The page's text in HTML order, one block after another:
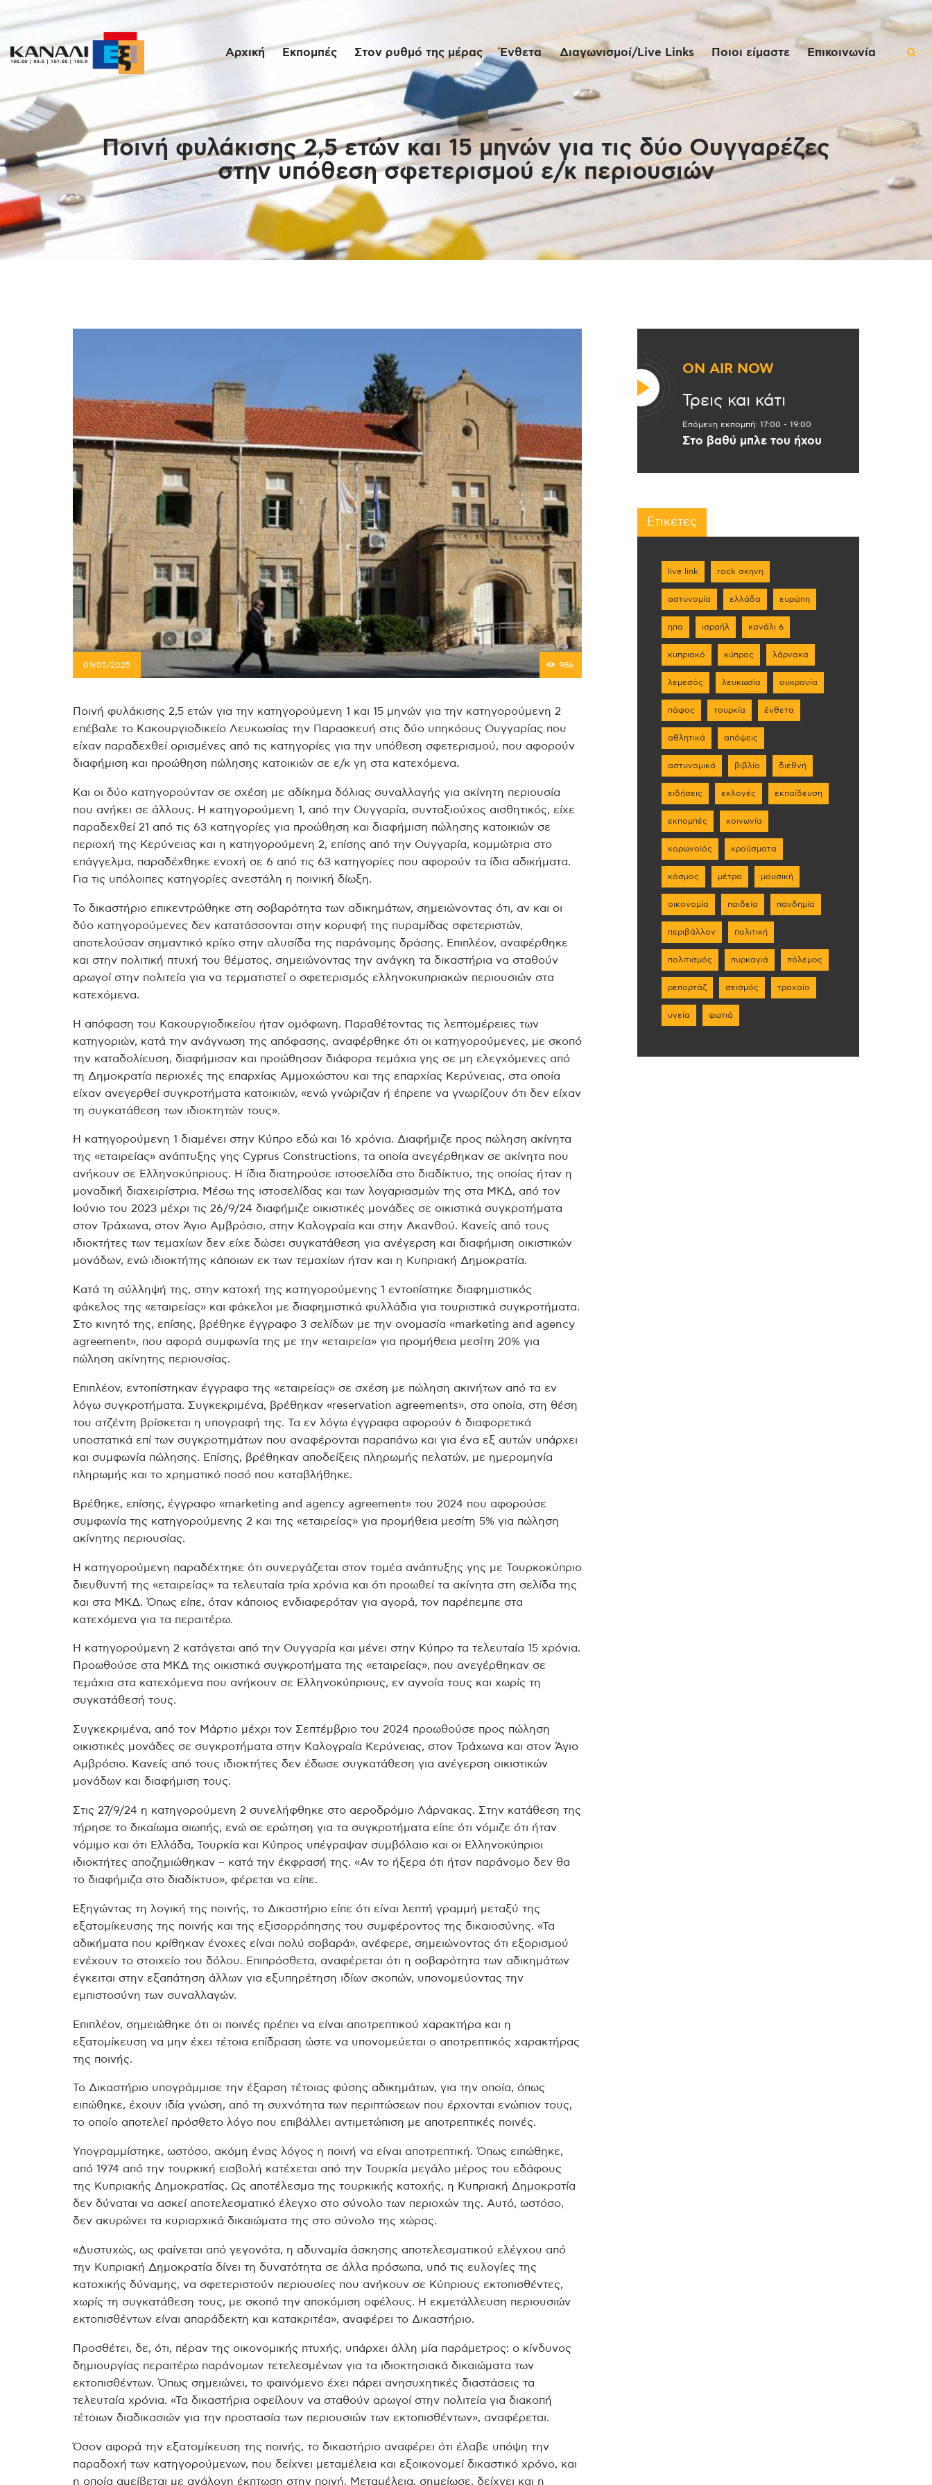
Αρχική Εκπομπές Στον ρυθμό της μέρας Ένθετα Διαγωνισμοί/Live Links Ποιοι είμαστε Επικοινωνία
Ποινή φυλάκισης 2,5 ετών και 15 μηνών για τις δύο Ουγγαρέζες
στην υπόθεση σφετερισμού ε/κ περιουσιών
Αρχική
Εκπομπές
Στον ρυθμό της
μέρας
Ένθετα
Διαγωνισμοί/Live
Links
Επικοινωνία
09/05/2025 986
Ποινή φυλάκισης 2,5 ετών για την κατηγορούμενη 1 και 15 μηνών για την κατηγορούμενη 2
επέβαλε το Κακουργιοδικείο Λευκωσίας την Παρασκευή στις δύο υπηκόους Ουγγαρίας που
είχαν παραδεχθεί ορισμένες από τις κατηγορίες για την υπόθεση σφετερισμού, που αφορούν
διαφήμιση και προώθηση πώλησης κατοικιών σε ε/κ γη στα κατεχόμενα.
Και οι δύο κατηγορούνταν σε σχέση με αδίκημα δόλιας συναλλαγής για ακίνητη περιουσία
που ανήκει σε άλλους. Η κατηγορούμενη 1, από την Ουγγαρία, συνταξιούχος αισθητικός, είχε
παραδεχθεί 21 από τις 63 κατηγορίες για προώθηση και διαφήμιση πώλησης κατοικιών σε
περιοχή της Κερύνειας και η κατηγορούμενη 2, επίσης από την Ουγγαρία, κομμώτρια στο
επάγγελμα, παραδέχθηκε ενοχή σε 6 από τις 63 κατηγορίες που αφορούν τα ίδια αδικήματα.
Για τις υπόλοιπες κατηγορίες ανεστάλη η ποινική δίωξη.
Το δικαστήριο επικεντρώθηκε στη σοβαρότητα των αδικημάτων, σημειώνοντας ότι, αν και οι
δύο κατηγορούμενες δεν κατατάσσονται στην κορυφή της πυραμίδας σφετεριστών,
αποτελούσαν σημαντικό κρίκο στην αλυσίδα της παράνομης δράσης. Επιπλέον, αναφέρθηκε
και στην πολιτική πτυχή του θέματος, σημειώνοντας την ανάγκη τα δικαστήρια να σταθούν
αρωγοί στην πολιτεία για να τερματιστεί ο σφετερισμός ελληνοκυπριακών περιουσιών στα
κατεχόμενα.
Η απόφαση του Κακουργιοδικείου ήταν ομόφωνη. Παραθέτοντας τις λεπτομέρειες των
κατηγοριών, κατά την ανάγνωση της απόφασης, αναφέρθηκε ότι οι κατηγορούμενες, με σκοπό
την καταδολίευση, διαφήμισαν και προώθησαν διάφορα τεμάχια γης σε μη ελεγχόμενες από
τη Δημοκρατία περιοχές της επαρχίας Αμμοχώστου και της επαρχίας Κερύνειας, στα οποία
είχαν ανεγερθεί συγκροτήματα κατοικιών, «ενώ γνώριζαν ή έπρεπε να γνωρίζουν ότι δεν είχαν
τη συγκατάθεση των ιδιοκτητών τους».
Η κατηγορούμενη 1 διαμένει στην Κύπρο εδώ και 16 χρόνια. Διαφήμιζε προς πώληση ακίνητα
της «εταιρείας» ανάπτυξης γης Cyprus Constructions, τα οποία ανεγέρθηκαν σε ακίνητα που
ανήκουν σε Ελληνοκύπριους. Η ίδια διατηρούσε ιστοσελίδα στο διαδίκτυο, της οποίας ήταν η
μοναδική διαχειρίστρια. Μέσω της ιστοσελίδας και των λογαριασμών της στα ΜΚΔ, από τον
Ιούνιο του 2023 μέχρι τις 26/9/24 διαφήμιζε οικιστικές μονάδες σε οικιστικά συγκροτήματα
στον Τράχωνα, στον Άγιο Αμβρόσιο, στην Καλογραία και στην Ακανθού. Κανείς από τους
ιδιοκτήτες των τεμαχίων δεν είχε δώσει συγκατάθεση για ανέγερση και διαφήμιση οικιστικών
μονάδων, ενώ ιδιοκτήτης κάποιων εκ των τεμαχίων ήταν και η Κυπριακή Δημοκρατία.
Κατά τη σύλληψή της, στην κατοχή της κατηγορούμενης 1 εντοπίστηκε διαφημιστικός
φάκελος της «εταιρείας» και φάκελοι με διαφημιστικά φυλλάδια για τουριστικά συγκροτήματα.
Στο κινητό της, επίσης, βρέθηκε έγγραφο 3 σελίδων με την ονομασία «marketing and agency
agreement», που αφορά συμφωνία της με την «εταιρεία» για προμήθεια μεσίτη 20% για
πώληση ακίνητης περιουσίας.
Επιπλέον, εντοπίστηκαν έγγραφα της «εταιρείας» σε σχέση με πώληση ακινήτων από τα εν
λόγω συγκροτήματα. Συγκεκριμένα, βρέθηκαν «reservation agreements», στα οποία, στη θέση
του ατζέντη βρίσκεται η υπογραφή της. Τα εν λόγω έγγραφα αφορούν 6 διαφορετικά
υποστατικά επί των συγκροτημάτων που αναφέρονται παραπάνω και για ένα εξ αυτών υπάρχει
και συμφωνία πώλησης. Επίσης, βρέθηκαν αποδείξεις πληρωμής πελατών, με ημερομηνία
πληρωμής και το χρηματικό ποσό που καταβλήθηκε.
Βρέθηκε, επίσης, έγγραφο «marketing and agency agreement» του 2024 που αφορούσε
συμφωνία της κατηγορούμενης 2 και της «εταιρείας» για προμήθεια μεσίτη 5% για πώληση
ακίνητης περιουσίας.
Η κατηγορούμενη παραδέχτηκε ότι συνεργάζεται στον τομέα ανάπτυξης γης με Τουρκοκύπριο
διευθυντή της «εταιρείας» τα τελευταία τρία χρόνια και ότι προωθεί τα ακίνητα στη σελίδα της
και στα ΜΚΔ. Όπως είπε, όταν κάποιος ενδιαφερόταν για αγορά, τον παρέπεμπε στα
κατεχόμενα για τα περαιτέρω.
Η κατηγορούμενη 2 κατάγεται από την Ουγγαρία και μένει στην Κύπρο τα τελευταία 15 χρόνια.
Προωθούσε στα ΜΚΔ της οικιστικά συγκροτήματα της «εταιρείας», που ανεγέρθηκαν σε
τεμάχια στα κατεχόμενα που ανήκουν σε Ελληνοκύπριους, εν αγνοία τους και χωρίς τη
συγκατάθεσή τους.
Συγκεκριμένα, από τον Μάρτιο μέχρι τον Σεπτέμβριο του 2024 προωθούσε προς πώληση
οικιστικές μονάδες σε συγκροτήματα στην Καλογραία Κερύνειας, στον Τράχωνα και στον Άγιο
Αμβρόσιο. Κανείς από τους ιδιοκτήτες δεν έδωσε συγκατάθεση για ανέγερση οικιστικών
μονάδων και διαφήμιση τους.
Στις 27/9/24 η κατηγορούμενη 2 συνελήφθηκε στο αεροδρόμιο Λάρνακας. Στην κατάθεση της
τήρησε το δικαίωμα σιωπής, ενώ σε ερώτηση για τα συγκροτήματα είπε ότι νόμιζε ότι ήταν
νόμιμο και ότι Ελλάδα, Τουρκία και Κύπρος υπέγραψαν συμβόλαιο και οι Ελληνοκύπριοι
ιδιοκτήτες αποζημιώθηκαν – κατά την έκφρασή της. «Αν το ήξερα ότι ήταν παράνομο δεν θα
το διαφήμιζα στο διαδίκτυο», φέρεται να είπε.
Εξηγώντας τη λογική της ποινής, το Δικαστήριο είπε ότι είναι λεπτή γραμμή μεταξύ της
εξατομίκευσης της ποινής και της εξισορρόπησης του συμφέροντος της δικαιοσύνης. «Τα
αδικήματα που κρίθηκαν ένοχες είναι πολύ σοβαρά», ανέφερε, σημειώνοντας ότι εξορισμού
ενέχουν το στοιχείο του δόλου. Επιπρόσθετα, αναφέρεται ότι η σοβαρότητα των αδικημάτων
έγκειται στην εξαπάτηση άλλων για εξυπηρέτηση ιδίων σκοπών, υπονομεύοντας την
εμπιστοσύνη των συναλλαγών.
Επιπλέον, σημειώθηκε ότι οι ποινές πρέπει να είναι αποτρεπτικού χαρακτήρα και η
εξατομίκευση να μην έχει τέτοια επίδραση ώστε να υπονομεύεται ο αποτρεπτικός χαρακτήρας
της ποινής.
Το Δικαστήριο υπογράμμισε την έξαρση τέτοιας φύσης αδικημάτων, για την οποία, όπως
ειπώθηκε, έχουν ιδία γνώση, από τη συχνότητα των περιπτώσεων που έρχονται ενώπιον τους,
το οποίο αποτελεί πρόσθετο λόγο που επιβάλλει αντιμετώπιση με αποτρεπτικές ποινές.
Υπογραμμίστηκε, ωστόσο, ακόμη ένας λόγος η ποινή να είναι αποτρεπτική. Όπως ειπώθηκε,
από 1974 από την τουρκική εισβολή κατέχεται από την Τουρκία μεγάλο μέρος του εδάφους
της Κυπριακής Δημοκρατίας. Ως αποτέλεσμα της τουρκικής κατοχής, η Κυπριακή Δημοκρατία
δεν δύναται να ασκεί αποτελεσματικό έλεγχο στο σύνολο των περιοχών της. Αυτό, ωστόσο,
δεν ακυρώνει τα κυριαρχικά δικαιώματα της στο σύνολο της χώρας.
«Δυστυχώς, ως φαίνεται από γεγονότα, η αδυναμία άσκησης αποτελεσματικού ελέγχου από
την Κυπριακή Δημοκρατία δίνει τη δυνατότητα σε άλλα πρόσωπα, υπό τις ευλογίες της
κατοχικής δύναμης, να σφετεριστούν περιουσίες που ανήκουν σε Κύπριους εκτοπισθέντες,
χωρίς τη συγκατάθεση τους, με σκοπό την αποκόμιση οφέλους. Η εκμετάλλευση περιουσιών
εκτοπισθέντων είναι απαράδεκτη και κατακριτέα», αναφέρει το Δικαστήριο.
Προσθέτει, δε, ότι, πέραν της οικονομικής πτυχής, υπάρχει άλλη μία παράμετρος: ο κίνδυνος
δημιουργίας περαιτέρω παράνομων τετελεσμένων για τα ιδιοκτησιακά δικαιώματα των
εκτοπισθέντων. Όπως σημειώνει, το φαινόμενο έχει πάρει ανησυχητικές διαστάσεις τα
τελευταία χρόνια. «Τα δικαστήρια οφείλουν να σταθούν αρωγοί στην πολιτεία για διακοπή
τέτοιων διαδικασιών για την προστασία των περιουσιών των εκτοπισθέντων», αναφέρεται.
Όσον αφορά την εξατομίκευση της ποινής, το δικαστήριο αναφέρει ότι έλαβε υπόψη την
παραδοχή των κατηγορούμενων, που δείχνει μεταμέλεια και εξοικονομεί δικαστικό χρόνο, και
η οποία αμείβεται με ανάλογη έκπτωση στην ποινή. Μεταμέλεια, σημείωσε, δείχνει και η
ON AIR NOW
Τρεις και κάτι
Επόμενη εκπομπή: 17:00 - 19:00
Στο βαθύ μπλε του ήχου
Ετικέτες
live link rock σκηνη
αστυνομία ελλάδα ευρώπη
ηπα ισραήλ κανάλι 6
κυπριακό κύπρος λάρνακα
λεμεσός λευκωσία ουκρανία
πάφος τουρκία ένθετα
αθλητικά απόψεις
αστυνομικά βιβλίο διεθνή
ειδήσεις εκλογές εκπαίδευση
εκπομπές κοινωνία
κορωνοϊός κρούσματα
κόσμος μέτρα μουσική
οικονομία παιδεία πανδημία
περιβάλλον πολιτική
πολιτισμός πυρκαγιά πόλεμος
ρεπορτάζ σεισμός τροχαίο
υγεία φωτιά